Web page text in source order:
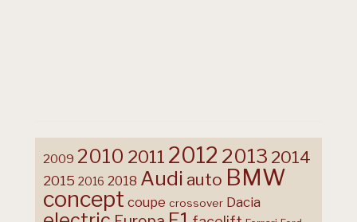
2009 2010 2011 2012 2013 2014
2015 2016 2018 Audi auto BMW
concept coupe crossover Dacia